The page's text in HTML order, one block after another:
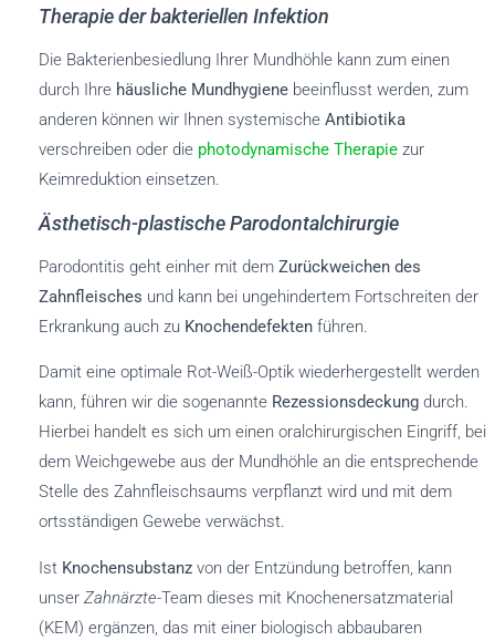
Therapie der bakteriellen Infektion
Die Bakterienbesiedlung Ihrer Mundhöhle kann zum einen
durch Ihre häusliche Mundhygiene beeinflusst werden, zum
anderen können wir Ihnen systemische Antibiotika
verschreiben oder die photodynamische Therapie zur
Keimreduktion einsetzen.
Ästhetisch-plastische Parodontalchirurgie
Parodontitis geht einher mit dem Zurückweichen des
Zahnfleisches und kann bei ungehindertem Fortschreiten der
Erkrankung auch zu Knochendefekten führen.
Damit eine optimale Rot-Weiß-Optik wiederhergestellt werden
kann, führen wir die sogenannte Rezessionsdeckung durch.
Hierbei handelt es sich um einen oralchirurgischen Eingriff, bei
dem Weichgewebe aus der Mundhöhle an die entsprechende
Stelle des Zahnfleischsaums verpflanzt wird und mit dem
ortsständigen Gewebe verwächst.
Ist Knochensubstanz von der Entzündung betroffen, kann
unser Zahnärzte-Team dieses mit Knochenersatzmaterial
(KEM) ergänzen, das mit einer biologisch abbaubaren